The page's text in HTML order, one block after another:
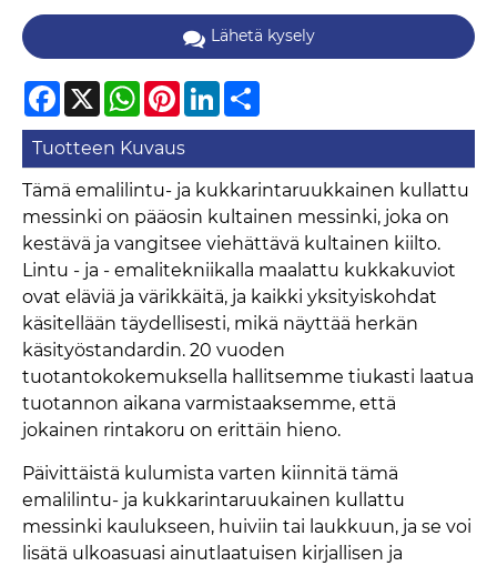
Lähetä kysely
Facebook
X WhatsAppPinterestLinkedIn
Tuotteen Kuvaus
Tämä emalilintu- ja kukkarintaruukkainen kullattu
messinki on pääosin kultainen messinki, joka on
kestävä ja vangitsee viehättävä kultainen kiilto.
Lintu - ja - emalitekniikalla maalattu kukkakuviot
ovat eläviä ja värikkäitä, ja kaikki yksityiskohdat
käsitellään täydellisesti, mikä näyttää herkän
käsityöstandardin. 20 vuoden
tuotantokokemuksella hallitsemme tiukasti laatua
tuotannon aikana varmistaaksemme, että
jokainen rintakoru on erittäin hieno.
Päivittäistä kulumista varten kiinnitä tämä
emalilintu- ja kukkarintaruukainen kullattu
messinki kaulukseen, huiviin tai laukkuun, ja se voi
lisätä ulkoasuasi ainutlaatuisen kirjallisen ja